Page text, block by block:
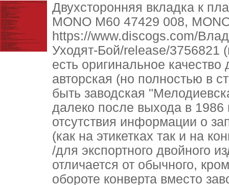
Двухсторонняя вкладка к
MONO М60 47429 008,
https://www.discogs.com/
Уходят-Бой/release/3756821
есть оригинальное качество
авторская (но полностью в
быть заводская
далеко после выхода в 1986
отсутствия информации о
(как на этикетках так и на
/для экспортного двойного
отличается от обычного,
обороте конверта вместо